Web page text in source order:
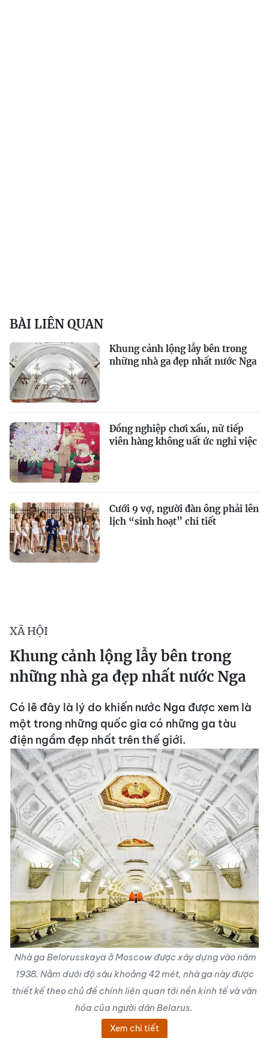
BÀI LIÊN QUAN
Khung cảnh lộng lẫy bên trong
những nhà ga đẹp nhất nước Nga
Đồng nghiệp chơi xấu, nữ tiếp
viên hàng không uất ức nghỉ việc
Cưới 9 vợ, người đàn ông phải lên
lịch “sinh hoạt” chi tiết
XÃ HỘI
Khung cảnh lộng lẫy bên trong
những nhà ga đẹp nhất nước Nga
Có lẽ đây là lý do khiến nước Nga được xem là
một trong những quốc gia có những ga tàu
điện ngầm đẹp nhất trên thế giới.
Nhà ga Belorusskaya ở Moscow được xây dựng vào năm
1938. Nằm dưới độ sâu khoảng 42 mét, nhà ga này được
thiết kế theo chủ đề chính liên quan tới nền kinh tế và văn
hóa của người dân Belarus.
Xem chi tiết